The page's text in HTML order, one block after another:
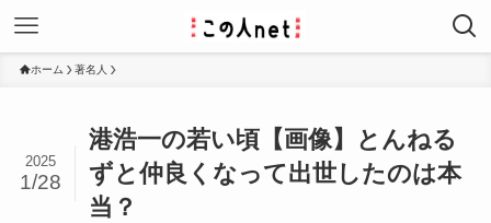
ホーム 著名人
港浩一の若い頃【画像】とんねる
ずと仲良くなって出世したのは本
当？
2025
1/28